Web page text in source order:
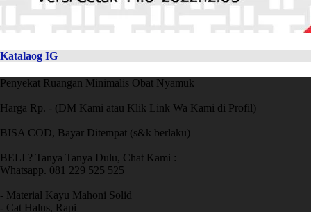
Katalaog IG
Penyekat Ruangan Minimalis Obat Nyamuk
Harga Rp. - (DM Kami atau Klik Link Wa Kami di Profil)
BISA COD, Bayar Ditempat (s&k berlaku)
BELI ? Tanya Tanya Dulu, Chat Kami :
Whatsapp. 081 229 525 525
- Material Kayu Mahoni Solid
- Cat Halus, Rapi